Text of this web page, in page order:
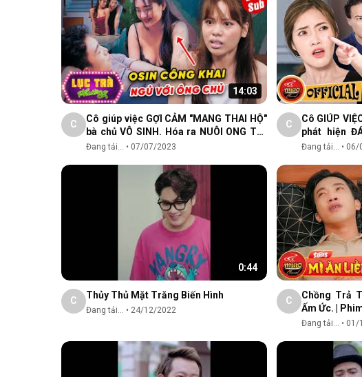
14:03
C
Cô giúp việc GỢI CẢM "MANG THAI HỘ"
bà chủ VÔ SINH. Hóa ra NUÔI ONG TAY
ÁO | Phim Ngắn Việt Nam 2023
Đang tải... • 07/07/2023
C
Cô GIÚP
phát hiện
Phim Việt
Đang tải... • 06/
0:44
C
Thủy Thủ Mặt Trăng Biến Hình
Đang tải... • 24/12/2022
C
Chồng Trả
Ấm Ức. |
Đang tải... • 01/